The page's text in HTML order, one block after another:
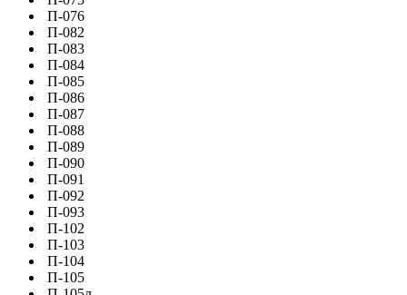
П-076
П-082
П-083
П-084
П-085
П-086
П-087
П-088
П-089
П-090
П-091
П-092
П-093
П-102
П-103
П-104
П-105